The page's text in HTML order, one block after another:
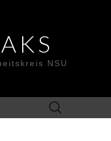
NSU
Suche
nach: